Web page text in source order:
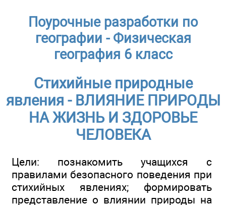
Поурочные разработки по
географии - Физическая
география 6 класс
Стихийные природные
явления - ВЛИЯНИЕ ПРИРОДЫ
НА ЖИЗНЬ И ЗДОРОВЬЕ
ЧЕЛОВЕКА
Цели: познакомить учащихся с
правилами безопасного поведения при
стихийных явлениях; формировать
представление о влиянии природы на